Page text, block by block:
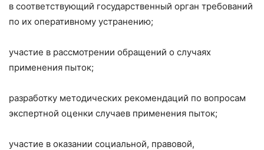
в соответствующий государственный орган требований
по их оперативному устранению;
участие в рассмотрении обращений о случаях
применения пыток;
разработку методических рекомендаций по вопросам
экспертной оценки случаев применения пыток;
участие в оказании социальной, правовой,